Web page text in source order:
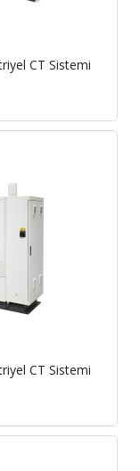
CT Sistemi
CT Sistemi